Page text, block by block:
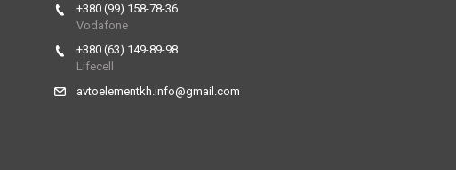
+380 (99) 158-78-36
Vodafone
+380 (63) 149-89-98
Lifecell
avtoelementkh.info@gmail.com